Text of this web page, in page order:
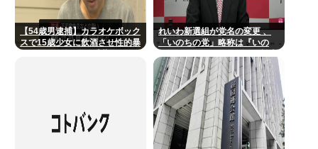
【54歳男逮捕】カラオケボック
スで15歳少女に飲酒させ性的暴
れいわ新選組が党名の変更 、
「いのちの党」略称は『いの
に言及「ゴルゴ出馬確定」「党
首は決まり」